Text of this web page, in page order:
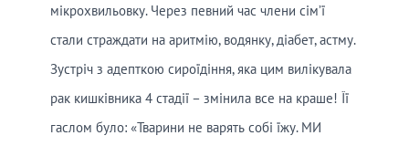
мікрохвильовку. Через певний час члени сім’ї
стали страждати на аритмію, водянку, діабет, астму.
Зустріч з адепткою сироїдіння, яка цим вилікувала
рак кишківника 4 стадії – змінила все на краше! Її
гаслом було: «Тварини не варять собі їжу. МИ